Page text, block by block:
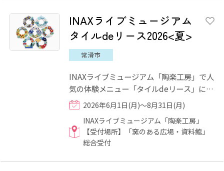
INAXライブミュージアム
タイルdeリース2026<夏>
常滑市
INAXライブミュージアム「陶楽工房」で人
気の体験メニュー「タイルdeリース」に、
夏のデザインがスタート！ 紫陽花やひまわ
り畑、七夕といった季...
2026年6月1日(月)～8月31日(月)
INAXライブミュージアム「陶楽工房」
【受付場所】「窯のある広場・資料館」
総合受付